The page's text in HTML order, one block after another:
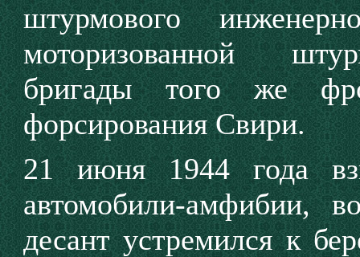
штурмового
моторизованной
бригады того же
форсирования Свири.
21 июня 1944 года
автомобили-амфибии,
десант устремился к